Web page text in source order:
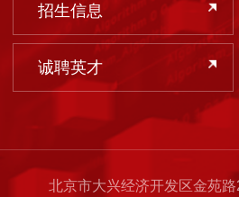
招生信息
诚聘英才
北京市大兴经济开发区金苑